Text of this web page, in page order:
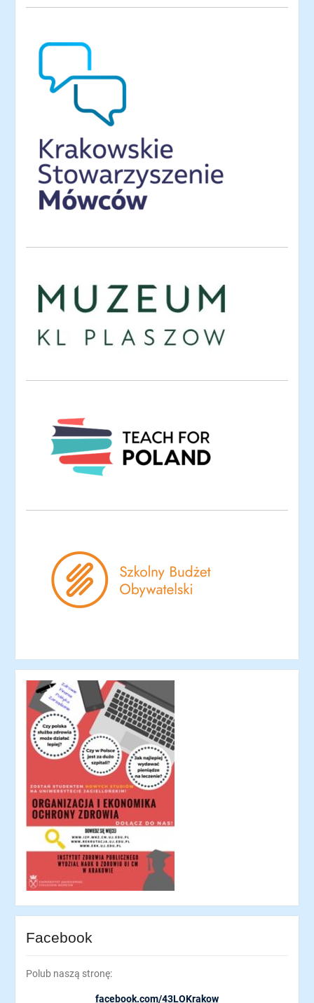
Facebook
Polub naszą stronę:
facebook.com/43LOKrakow